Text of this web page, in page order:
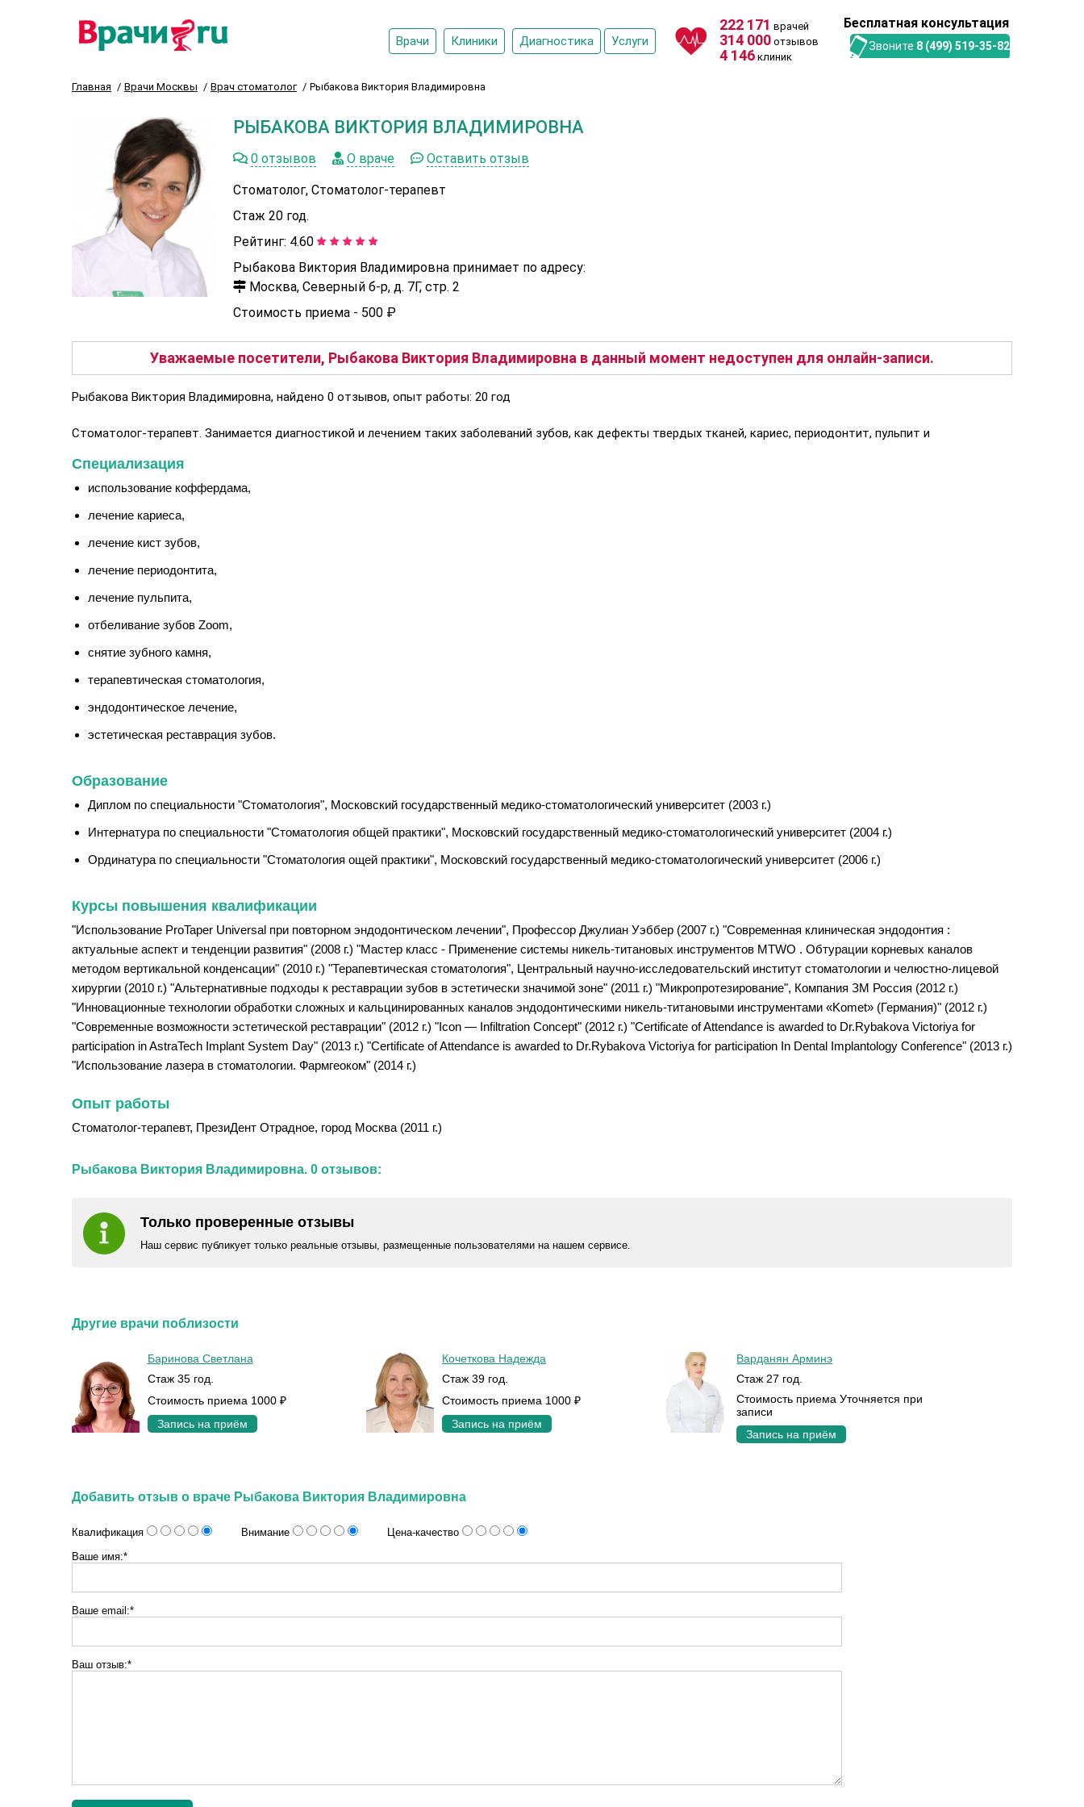
Врачи Клиники Диагностика Услуги
222 171 врачей
314 000 отзывов
4 146 клиник
Бесплатная консультация
Звоните 8 (499) 519-35-82
Главная Врачи Москвы Врач стоматолог Рыбакова Виктория Владимировна
РЫБАКОВА ВИКТОРИЯ ВЛАДИМИРОВНА
0 отзывов О враче Оставить отзыв
Стоматолог, Стоматолог-терапевт
Стаж 20 год.
Рейтинг: 4.60
Рыбакова Виктория Владимировна принимает по адресу:
Москва, Северный б-р, д. 7Г, стр. 2
Стоимость приема - 500 ₽
Уважаемые посетители, Рыбакова Виктория Владимировна в данный момент недоступен для онлайн-записи.
Рыбакова Виктория Владимировна, найдено 0 отзывов, опыт работы: 20 год
Стоматолог-терапевт. Занимается диагностикой и лечением таких заболеваний зубов, как дефекты твердых тканей, кариес, периодонтит, пульпит и
Специализация
использование коффердама,
лечение кариеса,
лечение кист зубов,
лечение периодонтита,
лечение пульпита,
отбеливание зубов Zoom,
снятие зубного камня,
терапевтическая стоматология,
эндодонтическое лечение,
эстетическая реставрация зубов.
Образование
Диплом по специальности "Стоматология", Московский государственный медико-стоматологический университет (2003 г.)
Интернатура по специальности "Стоматология общей практики", Московский государственный медико-стоматологический университет (2004 г.)
Ординатура по специальности "Стоматология ощей практики", Московский государственный медико-стоматологический университет (2006 г.)
Курсы повышения квалификации
"Использование ProTaper Universal при повторном эндодонтическом лечении", Профессор Джулиан Уэббер (2007 г.) "Современная клиническая эндодонтия :
актуальные аспект и тенденции развития" (2008 г.) "Мастер класс - Применение системы никель-титановых инструментов MTWO . Обтурации корневых каналов
методом вертикальной конденсации" (2010 г.) "Терапевтическая стоматология", Центральный научно-исследовательский институт стоматологии и челюстно-лицевой
хирургии (2010 г.) "Альтернативные подходы к реставрации зубов в эстетически значимой зоне" (2011 г.) "Микропротезирование", Компания ЗМ Россия (2012 г.)
"Инновационные технологии обработки сложных и кальцинированных каналов эндодонтическими никель-титановыми инструментами «Komet» (Германия)" (2012 г.)
"Современные возможности эстетической реставрации" (2012 г.) "Icon — Infiltration Concept" (2012 г.) "Certificate of Attendance is awarded to Dr.Rybakova Victoriya for
participation in AstraTech Implant System Day" (2013 г.) "Certificate of Attendance is awarded to Dr.Rybakova Victoriya for participation In Dental Implantology Conference" (2013 г.)
"Использование лазера в стоматологии. Фармгеоком" (2014 г.)
Опыт работы
Стоматолог-терапевт, ПрезиДент Отрадное, город Москва (2011 г.)
Рыбакова Виктория Владимировна. 0 отзывов:
Только проверенные отзывы
Наш сервис публикует только реальные отзывы, размещенные пользователями на нашем сервисе.
Другие врачи поблизости
Баринова Светлана
Стаж 35 год.
Стоимость приема 1000 ₽
Запись на приём
Кочеткова Надежда
Стаж 39 год.
Стоимость приема 1000 ₽
Запись на приём
Варданян Арминэ
Стаж 27 год.
Стоимость приема Уточняется при
записи
Запись на приём
Добавить отзыв о враче Рыбакова Виктория Владимировна
Квалификация Внимание
Цена-качество
Ваше имя:*
Ваше email:*
Ваш отзыв:*